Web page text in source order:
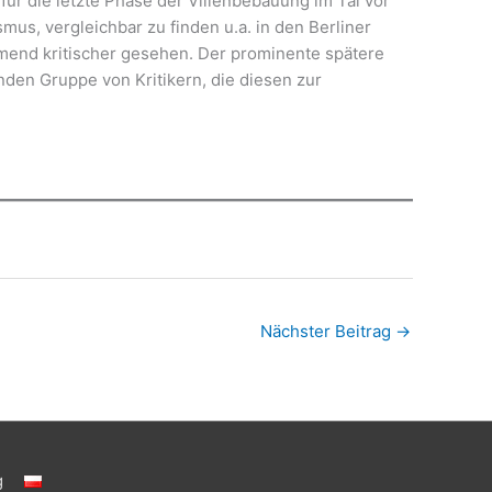
vergleichbar zu finden u.a. in den Berliner
kritischer gesehen. Der prominente spätere
Gruppe von Kritikern, die diesen zur
Nächster Beitrag →